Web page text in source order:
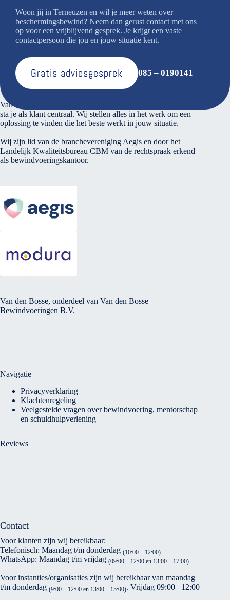
Woon jij in Terneuzen en wil je meer weten over
beschermingsbewind? Neem dan gerust contact met ons
op voor een vrijblijvend gesprek. Je krijgt een vaste
contactpersoon die jou en jouw situatie kent.
Gratis adviesgesprek 085 – 0190141
Over ons
Van den Bosse voert verantwoord financieel beheer. Bij ons
sta je als klant centraal. Wij stellen alles in het werk om een
oplossing te vinden die het beste werkt in jouw situatie.
Wij zijn lid van de branchevereniging Aegis en door het
Landelijk Kwaliteitsbureau CBM van de rechtspraak erkend
als bewindvoeringskantoor.
Van den Bosse, onderdeel van Van den Bosse
Bewindvoeringen B.V.
Navigatie
Privacyverklaring
Klachtenregeling
Veelgestelde vragen over bewindvoering, mentorschap
en schuldhulpverlening
Reviews
Contact
Voor klanten zijn wij bereikbaar:
Telefonisch: Maandag t/m donderdag (10:00 – 12:00)
WhatsApp: Maandag t/m vrijdag (09:00 – 12:00 en 13:00 – 17:00)
Voor instanties/organisaties zijn wij bereikbaar van maandag
t/m donderdag (9:00 – 12:00 en 13:00 – 15:00). Vrijdag 09:00 –12:00